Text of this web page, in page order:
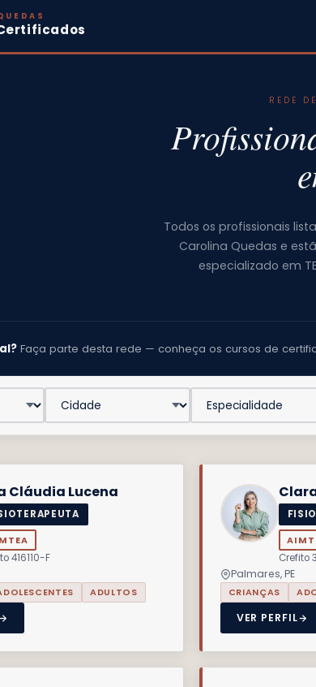
REDE
Todos os profissionais
Carolina Quedas e
especializado em
Faça parte desta rede — conheça os cursos de
Cláudia Lucena
416110-F
ADULTOS
Crefito
Palmares, PE
CRIANÇAS
VER PERFIL